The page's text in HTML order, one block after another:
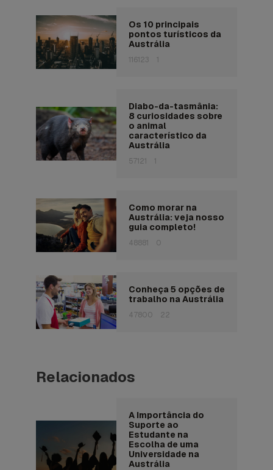
Os 10 principais
pontos turísticos da
Austrália
116123 1
Diabo-da-tasmânia:
8 curiosidades sobre
o animal
característico da
Austrália
57121 1
Como morar na
Austrália: veja nosso
guia completo!
48881 0
Conheça 5 opções de
trabalho na Austrália
47800 22
Relacionados
A Importância do
Suporte ao
Estudante na
Escolha de uma
Universidade na
Austrália